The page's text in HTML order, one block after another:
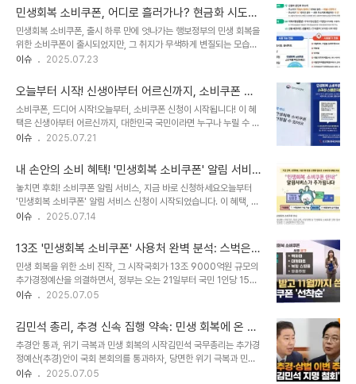
이백12월 소비증가..
기금화는 근로자 개인이 개별 금융회사의 금융상품을 골라 운용하는
기존 방식을 국민연금처럼 연금공단 등에 적립하고 공단이 운용사를
선정해 운용하도록 바꾸는 것이다. 퇴직연금 기금화, 이달 중 발표를
목표로당정은 이르면 이달 중 퇴직연금 기금화 방안을 발표할 예정입
니다. 한정애 정책위의장은 협의회 종료 후 브리핑에서 "퇴직연금 기
정"이라고 밝히며, "속도감 있게 추진했으면 좋겠..
민생회복 소비쿠폰, 어디로 흘러가나? 현금화 시도부
터 피부과 시술까지
민생회복 소비쿠폰, 출시 하루 만에 엇나가는 행보정부의 민생 회복을
위한 소비쿠폰이 출시되었지만, 그 취지가 무색하게 변질되는 모습이
나타나고 있습니다. 쿠폰이 현금화되거나, 피부과 시술에 사용되는 등
니다. 중고거래 플랫폼과 피부과, 소비쿠폰의 변질된 사용온라인 중고
거래 플랫폼에서는 소비쿠폰을 현금화하려는 시도가 포착되었습니다.
15만원 상당의 선불카드를 13만원에 판매하는 방식으로, 차액을 손해
보더라도 현금을 확보하려는 움직임입니다. 또한, 일부 피부과에서는
'소비쿠폰 사용 가능'을 홍보하며 보톡스, 필러 등 미용 시술을 적극적
비판받고 있습니다. 소비쿠폰 사..
이슈 2025.07.23
오늘부터 시작! 신생아부터 어르신까지, 소비쿠폰 혜
택 놓치지 마세요
소비쿠폰, 드디어 시작!오늘부터, 소비쿠폰 신청이 시작됩니다! 이 혜
택은 신생아부터 어르신까지, 대한민국 국민이라면 누구나 누릴 수 있
는 기회입니다. 소비 진작을 통해 민생 경제를 회복하겠다는 정부의 강
할 것으로 기대되며, 특히 소상공인들에게 큰 힘이 될 것입니다. 지금
바로 신청 방법을 확인하고, 혜택을 놓치지 마세요! 꼼꼼하게 챙겨서
알뜰한 소비 생활을 시작해 보세요. 신청 자격 및 지급액이번 소비쿠폰
은 1인당 15만 원에서 최대 55만 원까지 차등 지급됩니다. 지급 대상
은 출생 신고를 마친 신생아부터 대한민국 국민이라면 누구나 해당됩
고를 완료하면 소비쿠폰..
이슈 2025.07.21
내 손안의 소비 혜택! '민생회복 소비쿠폰' 알림 서비스
신청 방법 & 꿀팁 대방출
놓치면 후회! 소비쿠폰 알림 서비스, 지금 바로 신청하세요오늘부터
'민생회복 소비쿠폰' 알림 서비스 신청이 시작되었습니다. 이 혜택, 놓
치면 너무 아깝겠죠? 지금 바로 신청해서 알뜰하게 챙겨가세요! 알림
신청하면 지급 금액 등 소비쿠폰 안내 알림을 받을 수 있습니다. 카카
오톡, 네이버 앱, 토스, 금융 앱 등 17개 모바일 앱 또는 국민비서 홈페
이지를 통해 국민비서에 가입한 뒤 소비쿠폰 안내 서비스를 선택하면
됩니다. 알림 서비스 신청 후, 무엇을 확인할 수 있나요?서비스 신청이
완료되면 국민비서는 지급 신청 이틀 전인 19일 지급금액과 신청 기간
공합니다. ..
이슈 2025.07.14
13조 '민생회복 소비쿠폰' 사용처 완벽 분석: 스벅은
안 돼도 교촌은 된다?
민생 회복을 위한 소비 진작, 그 시작국회가 13조 9000억원 규모의
추가경정예산을 의결하면서, 정부는 오는 21일부터 국민 1인당 15만
~45만원 상당의 소비쿠폰을 지급할 계획입니다. 이는 침체된 민생 경
발걸음입니다. 소비쿠폰, 어디서 어떻게 사용할 수 있을까?소비쿠폰은
주소지 관할 지방자치단체 내에서 사용할 수 있으며, 신용·체크카드 또
는 선불카드로 지급받은 경우 연매출액 30억원 이하 소상공인 사업장
에서 사용 가능합니다. 이는 지역 경제 활성화에 기여하고, 소비자들이
실질적인 혜택을 누릴 수 있도록 설계되었습니다. 사용 가능한 업종,
이슈 2025.07.05
김민석 총리, 추경 신속 집행 약속: 민생 회복에 온 힘
을 쏟다
추경안 통과, 위기 극복과 민생 회복의 시작김민석 국무총리는 추가경
정예산(추경)안이 국회 본회의를 통과하자, 당면한 위기 극복과 민생
회복에 전력을 다하겠다는 의지를 밝혔다. 김 총리는 국회 통과에 대한
이슈 2025.07.05